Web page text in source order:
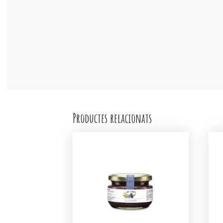
Productes relacionats